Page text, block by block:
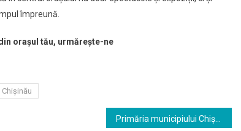
împreună.
orașul tău, urmărește-ne
Chișinău